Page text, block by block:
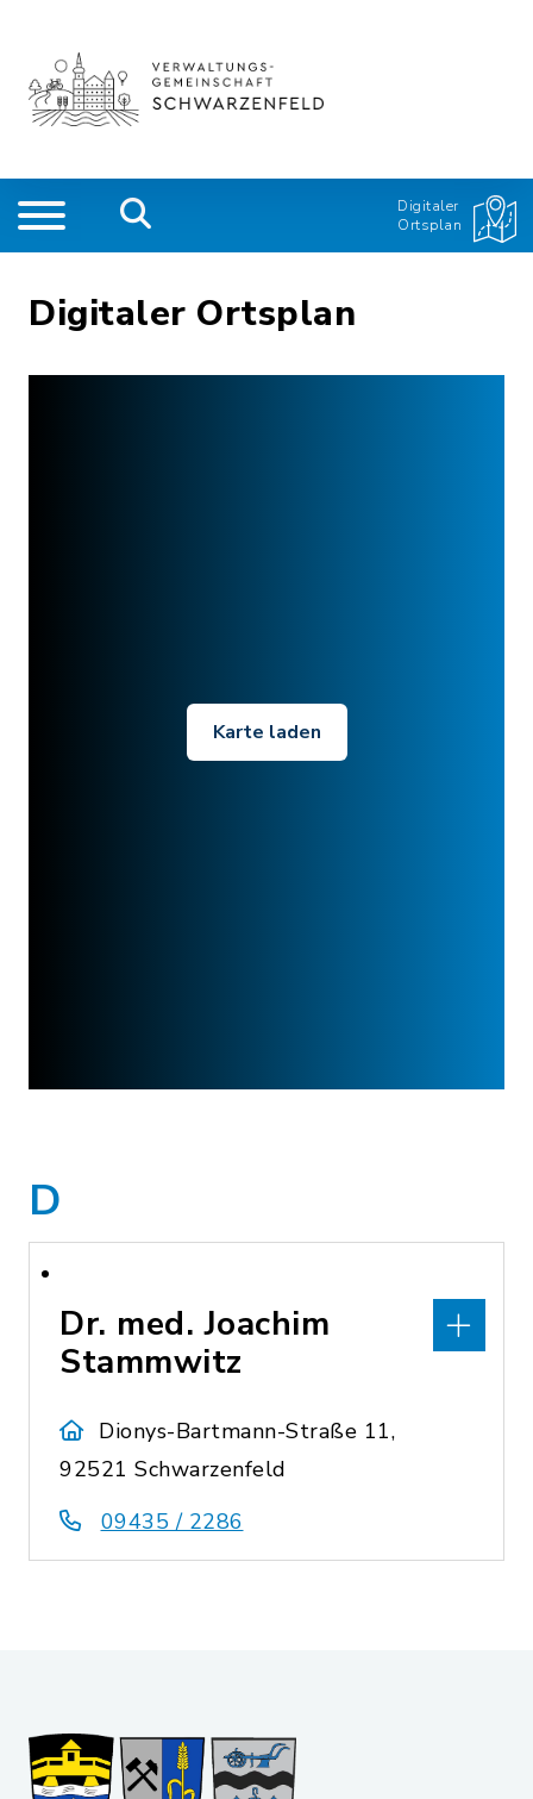
Digitaler
Ortsplan
Digitaler Ortsplan
Karte laden
D
Dr. med. Joachim
Stammwitz
Dionys-Bartmann-Straße 11,
92521 Schwarzenfeld
09435 / 2286